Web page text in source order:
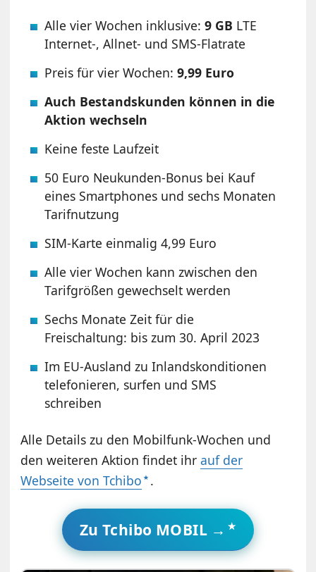
Alle vier Wochen inklusive:9 GB LTE
Internet-, Allnet- und SMS-Flatrate
Preis für vier Wochen:9,99 Euro
Auch Bestandskunden können in die
Aktion wechseln
Keine feste Laufzeit
50 Euro Neukunden-Bonus bei Kauf
eines Smartphones und sechs Monaten
Tarifnutzung
SIM-Karte einmalig 4,99 Euro
Alle vier Wochen kann zwischen den
Tarifgrößen gewechselt werden
Sechs Monate Zeit für die
Freischaltung: bis zum 30. April 2023
Im EU-Ausland zu Inlandskonditionen
telefonieren, surfen und SMS
schreiben
Alle Details zu den Mobilfunk-Wochen und
den weiteren Aktion findet ihrauf der
Webseite von Tchibo .
Zu Tchibo MOBIL →